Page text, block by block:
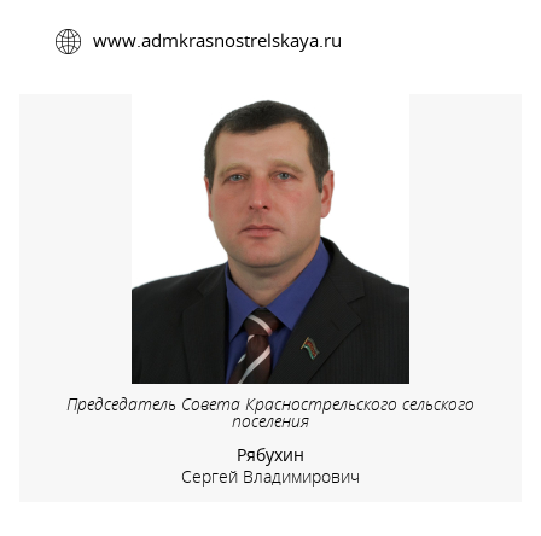
www.admkrasnostrelskaya.ru
Председатель Совета Краснострельского сельского
поселения
Рябухин
Сергей Владимирович